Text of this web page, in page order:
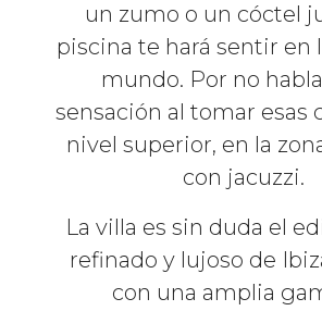
un zumo o un cóctel
piscina te hará sentir en
mundo. Por no
sensación al tomar esas
nivel superior, en la
con jacuzzi.
La villa es sin duda el
refinado y lujoso de
con una amplia